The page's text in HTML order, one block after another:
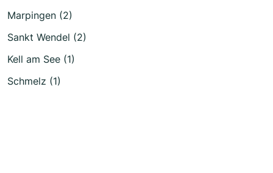
Marpingen (2)
Sankt Wendel (2)
Kell am See (1)
Schmelz (1)